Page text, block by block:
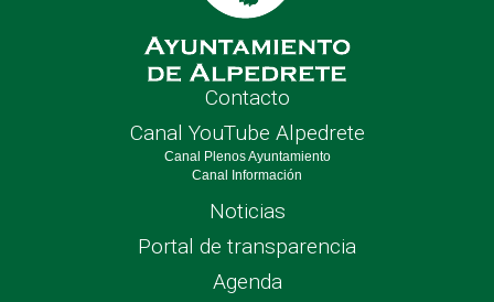
Contacto
Canal YouTube Alpedrete
Canal Plenos Ayuntamiento
Canal Información
Noticias
Portal de transparencia
Agenda